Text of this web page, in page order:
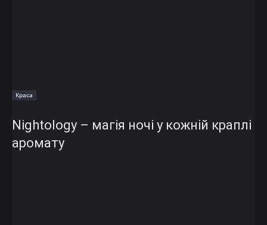
Краса
Nightology – магія ночі у кожній краплі
аромату